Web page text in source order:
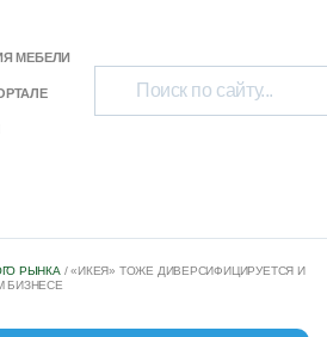
МЕБЕЛИ
РЫНКА /«ИКЕЯ» ТОЖЕ ДИВЕРСИФИЦИРУЕТСЯ И
БИЗНЕСЕ